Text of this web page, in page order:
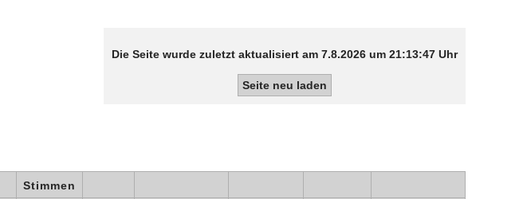
Die Seite wurde zuletzt aktualisiert am 7.8.2026 um 21:13:47 Uhr
Seite neu laden
Stimmen